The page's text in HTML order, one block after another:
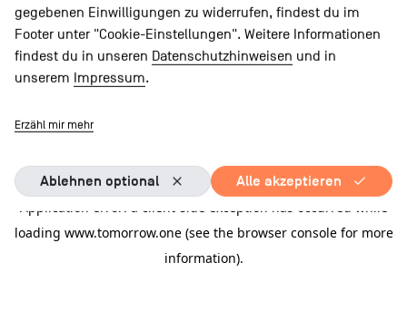
Application error: a client-side exception has occurred while
loading www.tomorrow.one (see the browser console for more
information).
gegebenen Einwilligungen zu widerrufen, findest du im
Footer unter "Cookie-Einstellungen". Weitere Informationen
findest du in unseren Datenschutzhinweisen und in
unserem Impressum.
Erzähl mir mehr
Ablehnen optional Alle akzeptieren